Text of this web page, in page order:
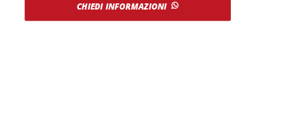
CHIEDI INFORMAZIONI